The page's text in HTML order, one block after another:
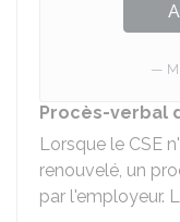
Procès-verbal
Lorsque le CSE
renouvelé, un
par l'employeur.